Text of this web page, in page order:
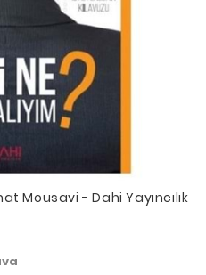
Mousavi - Dahi Yayıncılık